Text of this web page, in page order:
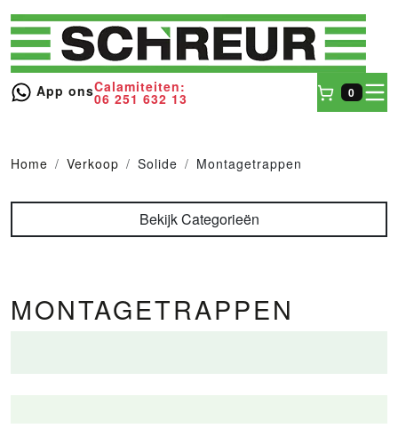
App onsCalamiteiten:
06 251 632 13 0
Home Verkoop Solide Montagetrappen
Bekijk Categorieën
MONTAGETRAPPEN